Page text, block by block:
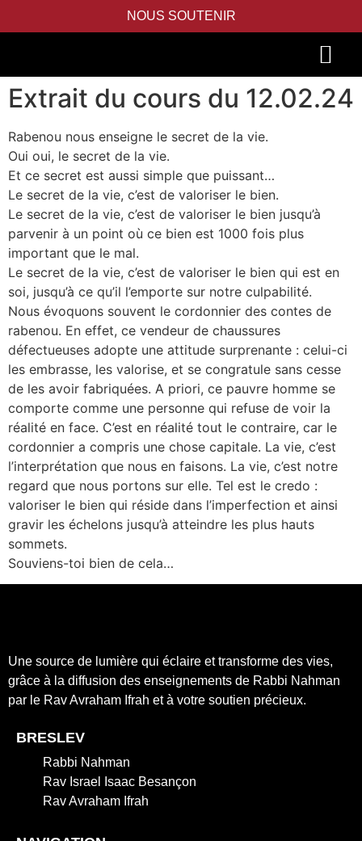
NOUS SOUTENIR
Extrait du cours du 12.02.24
Rabenou nous enseigne le secret de la vie.
Oui oui, le secret de la vie.
Et ce secret est aussi simple que puissant…
Le secret de la vie, c’est de valoriser le bien.
Le secret de la vie, c’est de valoriser le bien jusqu’à
parvenir à un point où ce bien est 1000 fois plus
important que le mal.
Le secret de la vie, c’est de valoriser le bien qui est en
soi, jusqu’à ce qu’il l’emporte sur notre culpabilité.
Nous évoquons souvent le cordonnier des contes de
rabenou. En effet, ce vendeur de chaussures
défectueuses adopte une attitude surprenante : celui-ci
les embrasse, les valorise, et se congratule sans cesse
de les avoir fabriquées. A priori, ce pauvre homme se
comporte comme une personne qui refuse de voir la
réalité en face. C’est en réalité tout le contraire, car le
cordonnier a compris une chose capitale. La vie, c’est
l’interprétation que nous en faisons. La vie, c’est notre
regard que nous portons sur elle. Tel est le credo :
valoriser le bien qui réside dans l’imperfection et ainsi
gravir les échelons jusqu’à atteindre les plus hauts
sommets.
Souviens-toi bien de cela…
Une source de lumière qui éclaire et transforme des vies,
grâce à la diffusion des enseignements de Rabbi Nahman
par le Rav Avraham Ifrah et à votre soutien précieux.
BRESLEV
Rabbi Nahman
Rav Israel Isaac Besançon
Rav Avraham Ifrah